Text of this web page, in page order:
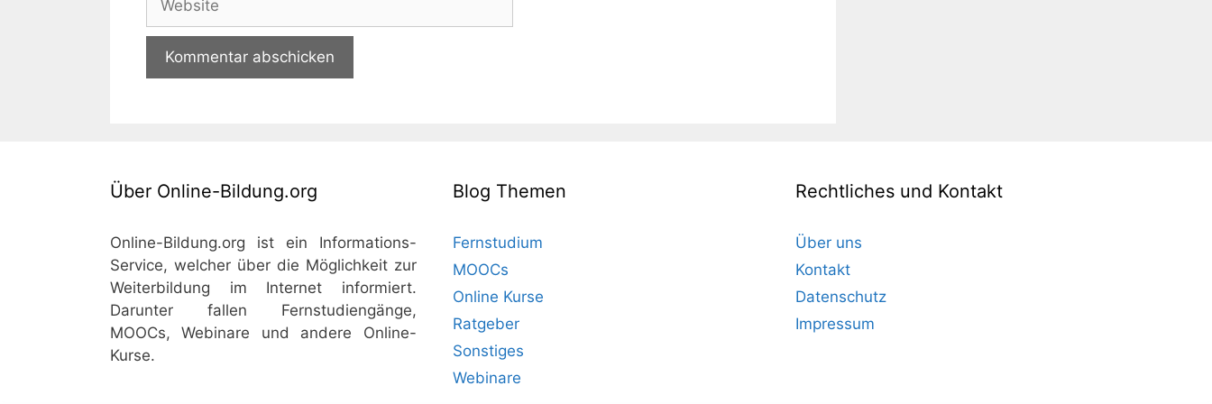
Über Online-Bildung.org
Online-Bildung.org ist ein Informations-
Service, welcher über die Möglichkeit zur
Weiterbildung im Internet informiert.
Darunter fallen Fernstudiengänge,
MOOCs, Webinare und andere Online-
Kurse.
Blog Themen
Fernstudium
MOOCs
Online Kurse
Ratgeber
Sonstiges
Webinare
Rechtliches und Kontakt
Über uns
Kontakt
Datenschutz
Impressum